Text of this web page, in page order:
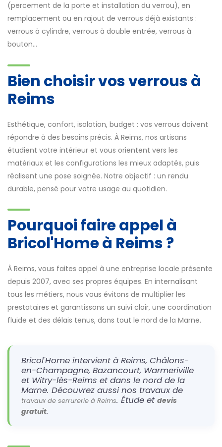
(percement de la porte et installation du verrou), en
remplacement ou en rajout de verrous déjà existants :
verrous à cylindre, verrous à double entrée, verrous à
bouton...
Bien choisir vos verrous à
Reims
Esthétique, confort, isolation, budget : vos verrous doivent
répondre à des besoins précis. À Reims, nos artisans
étudient votre intérieur et vous orientent vers les
matériaux et les configurations les mieux adaptés, puis
réalisent une pose soignée. Notre objectif : un rendu
durable, pensé pour votre usage au quotidien.
Pourquoi faire appel à
Bricol'Home à Reims ?
À Reims, vous faites appel à une entreprise locale présente
depuis 2007, avec ses propres équipes. En internalisant
tous les métiers, nous vous évitons de multiplier les
prestataires et garantissons un suivi clair, une coordination
fluide et des délais tenus, dans tout le nord de la Marne.
Bricol'Home intervient à Reims, Châlons-
en-Champagne, Bazancourt, Warmeriville
et Witry-lès-Reims et dans le nord de la
Marne. Découvrez aussi nos travaux de
travaux de serrurerie à Reims. Étude et devis
gratuit.